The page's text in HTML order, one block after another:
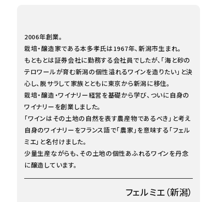
2006年創業。
栽培・醸造家である本多孝氏は1967年、新潟市生まれ。
もともとは証券会社に勤務する会社員でしたが、「海と砂の
テロワールが育む新潟の個性溢れるワインを造りたい」と決
心し、脱サラして家族とともに東京から新潟に移住。
栽培・醸造・ワイナリー経営を基礎から学び、ついに自身の
ワイナリーを創業しました。
「ワインはその土地の自然を表す農産物であるべき」と考え
自身のワイナリーをフランス語で「農家」を意味する「フェル
ミエ」と名付けました。
少量生産ながらも、その土地の個性あふれるワインを丹念
に醸造しています。
フェルミエ（新潟）